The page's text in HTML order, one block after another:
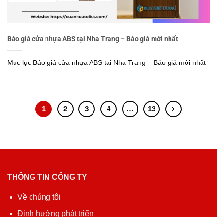
Báo giá cửa nhựa ABS tại Nha Trang – Báo giá mới nhất
Mục lục Báo giá cửa nhựa ABS tại Nha Trang – Báo giá mới nhất
1 2 3 4 … 13
THÔNG TIN CÔNG TY
Về chúng tôi
Định hướng phát triển